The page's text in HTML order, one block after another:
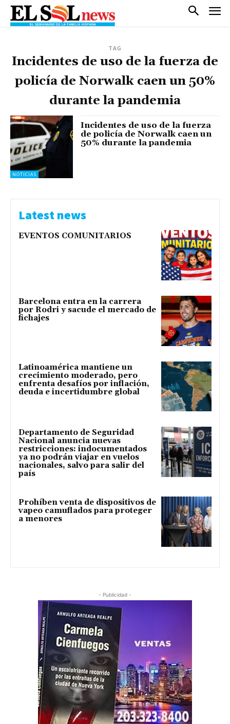
TAG
Incidentes de uso de la fuerza de
policía de Norwalk caen un 50%
durante la pandemia
NOTICIAS
Incidentes de uso de la fuerza
de policía de Norwalk caen un
50% durante la pandemia
Latest news
EVENTOS COMUNITARIOS
Barcelona entra en la carrera
por Rodri y sacude el mercado de
fichajes
Latinoamérica mantiene un
crecimiento moderado, pero
enfrenta desafíos por inflación,
deuda e incertidumbre global
Departamento de Seguridad
Nacional anuncia nuevas
restricciones: indocumentados
ya no podrán viajar en vuelos
nacionales, salvo para salir del
país
Prohíben venta de dispositivos de
vapeo camuflados para proteger
a menores
- Publicidad -